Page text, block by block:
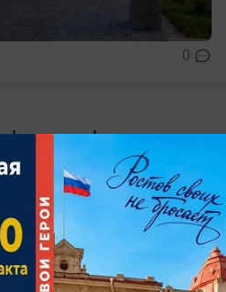
0
и финал
турнира остаются